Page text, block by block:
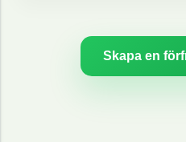
Skapa en